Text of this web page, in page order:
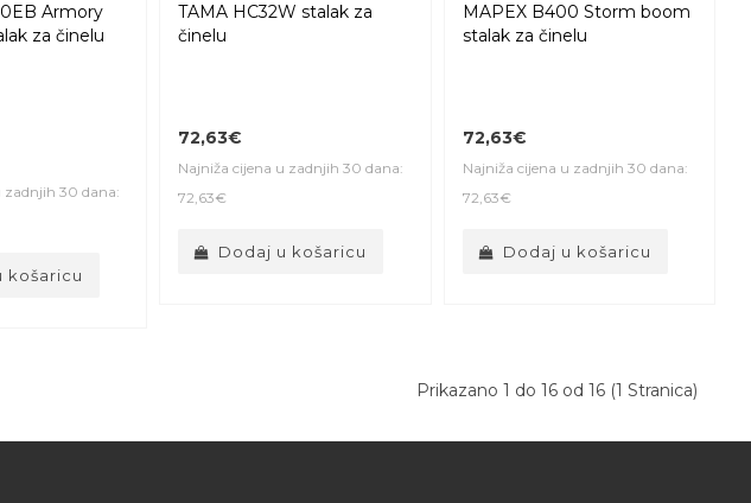
Armory
za činelu
zadnjih 30 dana:
košaricu
TAMA HC32W stalak za
činelu
72,63€
Najniža cijena u zadnjih 30 dana:
72,63€
Dodaj u košaricu
MAPEX B400 Storm boom
stalak za činelu
72,63€
Najniža cijena u zadnjih 30 dana:
72,63€
Dodaj u košaricu
Prikazano 1 do 16 od 16 (1 Stranica)